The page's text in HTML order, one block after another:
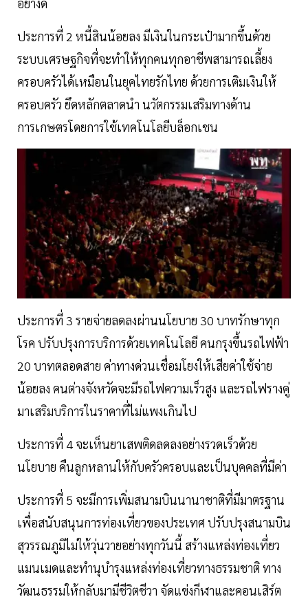
ประการที่ 2 หนี้สินน้อยลง มีเงินในกระเป๋ามากขึ้นด้วย
ระบบเศรษฐกิจที่จะทำให้ทุกคนทุกอาชีพสามารถเลี้ยง
ครอบครัวได้เหมือนในยุคไทยรักไทย ด้วยการเติมเงินให้
ครอบครัว ยึดหลักตลาดนำ นวัตกรรมเสริมทางด้าน
การเกษตรโดยการใช้เทคโนโลยีบล็อกเชน
ประการที่ 3 รายจ่ายลดลงผ่านนโยบาย 30 บาทรักษาทุก
โรค ปรับปรุงการบริการด้วยเทคโนโลยี คนกรุงขึ้นรถไฟฟ้า
20 บาทตลอดสาย ค่าทางด่วนเชื่อมโยงให้เสียค่าใช้จ่าย
น้อยลง คนต่างจังหวัดจะมีรถไฟความเร็วสูง และรถไฟรางคู่
มาเสริมบริการในราคาที่ไม่แพงเกินไป
ประการที่ 4 จะเห็นยาเสพติดลดลงอย่างรวดเร็วด้วย
นโยบาย คืนลูกหลานให้กับครัวครอบและเป็นบุคคลที่มีค่า
ประการที่ 5 จะมีการเพิ่มสนามบินนานาชาติที่มีมาตรฐาน
เพื่อสนับสนุนการท่องเที่ยวของประเทศ ปรับปรุงสนามบิน
สุวรรณภูมิไม่ให้วุ่นวายอย่างทุกวันนี้ สร้างแหล่งท่องเที่ยว
แมนเมดและทำนุบำรุงแหล่งท่องเที่ยวทางธรรมชาติ ทาง
วัฒนธรรมให้กลับมามีชีวิตชีวา จัดแข่งกีฬาและคอนเสิร์ต